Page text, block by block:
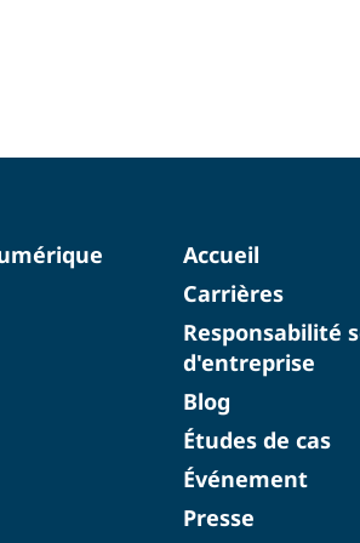
Accueil
Carrières
Responsabilité
d'entreprise
Blog
Études de cas
Événement
Presse